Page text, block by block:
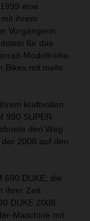
eine
ihrem
Vorgängerin
für das
Modellreihe
Bikes mit mehr
kraftvollen
990 SUPER
den Weg
2008 auf den
690 DUKE, die
ihrer Zeit
DUKE 2008
Maschine mit